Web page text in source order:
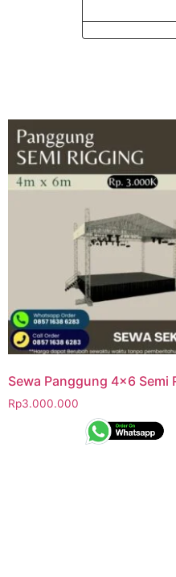
Sewa Panggung 4×6 Semi
Rp3.000.000